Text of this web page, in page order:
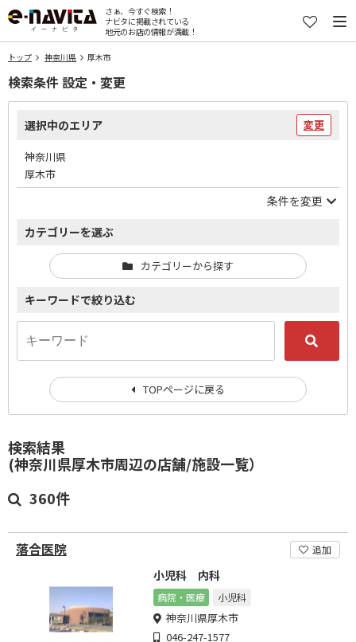
さぁ、今すぐ検索！
ナビタに掲載されている
地元のお店の情報が満載！
トップ 神奈川県 厚木市
検索結果
(神奈川県厚木市周辺の店舗/施設一覧）
360件
落合医院 追加
小児科 内科
病院・医療 小児科
神奈川県厚木市
046-247-1577
検索条件 設定・変更
選択中のエリア 変更
神奈川県
厚木市
条件を変更
カテゴリーを選ぶ
カテゴリーから探す
キーワードで絞り込む
TOPページに戻る